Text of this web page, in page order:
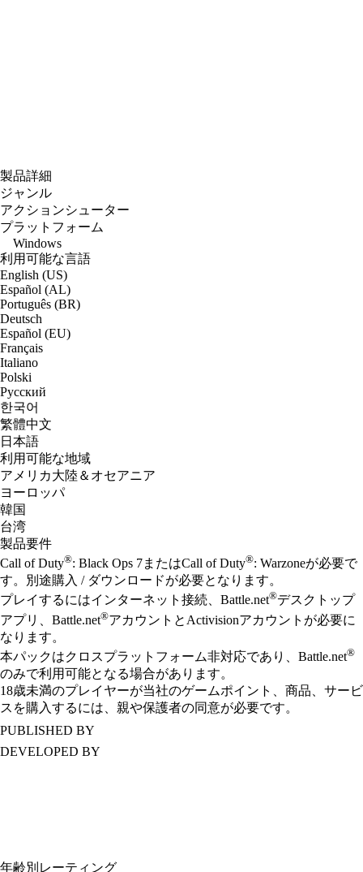
製品詳細
ジャンル
アクションシューター
プラットフォーム
Windows
利用可能な言語
English (US)
Español (AL)
Português (BR)
Deutsch
Español (EU)
Français
Italiano
Polski
Русский
한국어
繁體中文
日本語
利用可能な地域
アメリカ大陸＆オセアニア
ヨーロッパ
韓国
台湾
製品要件
Call of Duty®: Black Ops 7またはCall of Duty®: Warzoneが必要で
す。別途購入 / ダウンロードが必要となります。
プレイするにはインターネット接続、Battle.net®デスクトップ
アプリ、Battle.net®アカウントとActivisionアカウントが必要に
なります。
本パックはクロスプラットフォーム非対応であり、Battle.net®
のみで利用可能となる場合があります。
18歳未満のプレイヤーが当社のゲームポイント、商品、サービ
スを購入するには、親や保護者の同意が必要です。
PUBLISHED BY
DEVELOPED BY
年齢別レーティング